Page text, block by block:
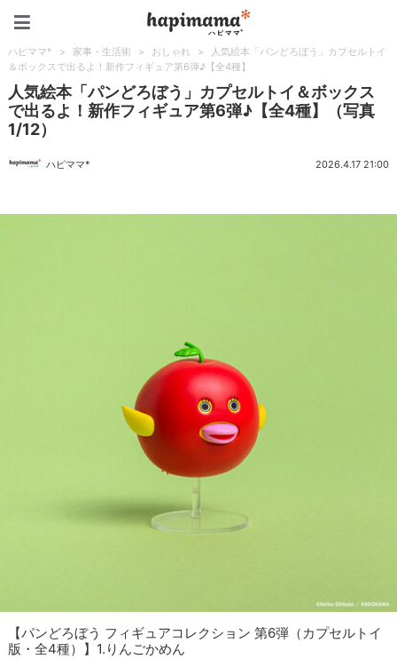
ハピママ* > 家事・生活術 > おしゃれ >
人気絵本「パンどろぼう」カプセルトイ
＆ボックスで出るよ！新作フィギュア第6弾♪【全4種】
人気絵本「パンどろぼう」カプセルトイ＆ボックス
で出るよ！新作フィギュア第6弾♪【全4種】（写真
1/12）
ハピママ* 2026.4.17 21:00
【パンどろぼう フィギュアコレクション 第6弾（カプセルトイ
版・全4種）】1.りんごかめん